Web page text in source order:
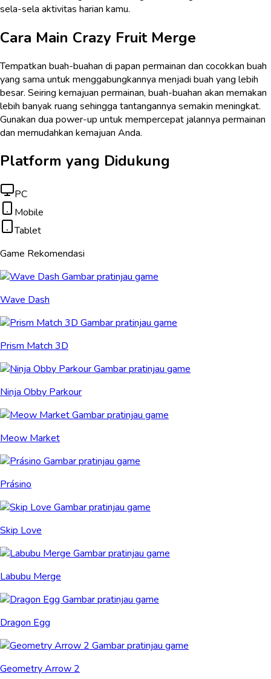
sela-sela aktivitas harian kamu.
Cara Main Crazy Fruit Merge
Tempatkan buah-buahan di papan permainan dan cocokkan buah
yang sama untuk menggabungkannya menjadi buah yang lebih
besar. Seiring kemajuan permainan, buah-buahan akan memakan
lebih banyak ruang sehingga tantangannya semakin meningkat.
Gunakan dua power-up untuk mempercepat jalannya permainan
dan memudahkan kemajuan Anda.
Platform yang Didukung
PC
Mobile
Tablet
Game Rekomendasi
Wave Dash
Prism Match 3D
Ninja Obby Parkour
Meow Market
Prásino
Skip Love
Labubu Merge
Dragon Egg
Geometry Arrow 2